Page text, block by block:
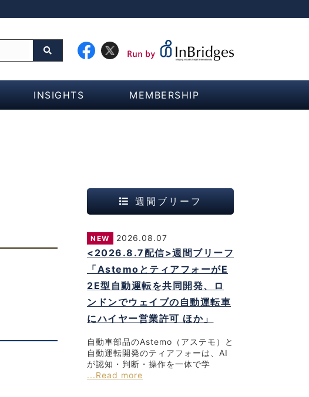
INSIGHTS MEMBERSHIP
週間ブリーフ
NEW 2026.08.07
<2026.8.7配信>週間ブリーフ
「AstemoとティアフォーがE
2E型自動運転を共同開発、ロ
ンドンでウェイブの自動運転車
にハイヤー営業許可 ほか」
自動車部品のAstemo（アステモ）と
自動運転開発のティアフォーは、AI
が認知・判断・操作を一体で学
...Read more